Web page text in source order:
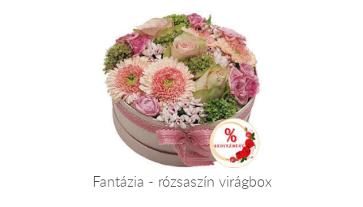
Fantázia - rózsaszín virágbox